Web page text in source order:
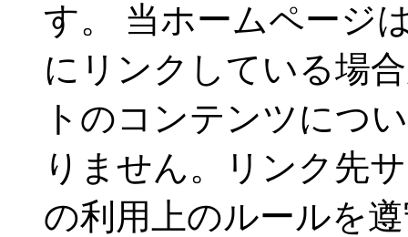
す。 当ホームページ
にリンクしている場
トのコンテンツにつ
りません。リンク先
の利用上のルールを